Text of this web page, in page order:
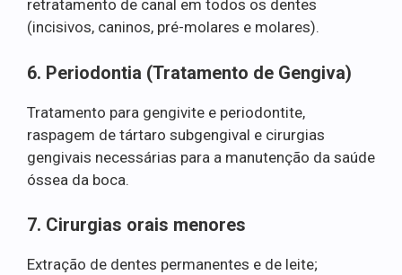
retratamento de canal em todos os dentes
(incisivos, caninos, pré-molares e molares).
6. Periodontia (Tratamento de Gengiva)
Tratamento para gengivite e periodontite,
raspagem de tártaro subgengival e cirurgias
gengivais necessárias para a manutenção da saúde
óssea da boca.
7. Cirurgias orais menores
Extração de dentes permanentes e de leite;